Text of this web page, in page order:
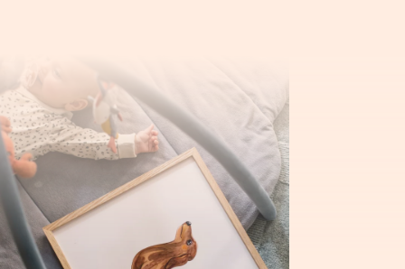
om du får problem med foglossning. Ha fötterna
parallellt precis under höfterna, stå på båda
fötterna och se till att fördela vikten på hela foten.
Sträck på dig och sträva efter en jämn
viktfördelning genom kroppen. Var mjuk i knäna
och håll bäckenet i en neutral position. Skjut fram
bröstkorgen så att du får en stolt hållning. Slappna